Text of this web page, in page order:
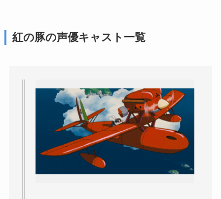
紅の豚の声優キャスト一覧